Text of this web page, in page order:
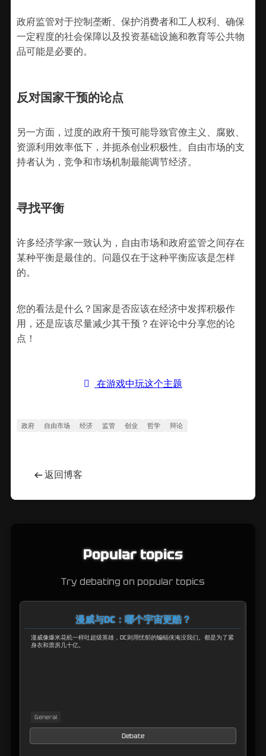
政府监管对于控制垄断、保护消费者和工人权利、确保
一定程度的社会保障以及投资基础设施和教育等公共物
品可能是必要的。
反对国家干预的论点
另一方面，过度的政府干预可能导致官僚主义、腐败、
资源利用效率低下，并扼杀创业积极性。自由市场的支
持者认为，竞争和市场机制最能调节经济。
寻找平衡
许多经济学家一致认为，自由市场和政府监管之间存在
某种平衡是最佳的。问题仅在于这种平衡应该是怎样
的。
您的看法是什么？国家是否应该在经济中发挥积极作
用，还是应该尽量减少其干预？在评论中分享您的论
点！
在游戏中玩这个主题
政府 自由市场 经济 监管 创业 哲学 辩论
←返回博客
Popular topics
Try debating on popular topics
漫威与DC：哪个宇宙更酷？
漫威像爆米花机一样吐超级英雄，DC则用忧郁的蝙蝠侠淹没我们。都是为了紧
身衣和票房几十亿。
General
Debate